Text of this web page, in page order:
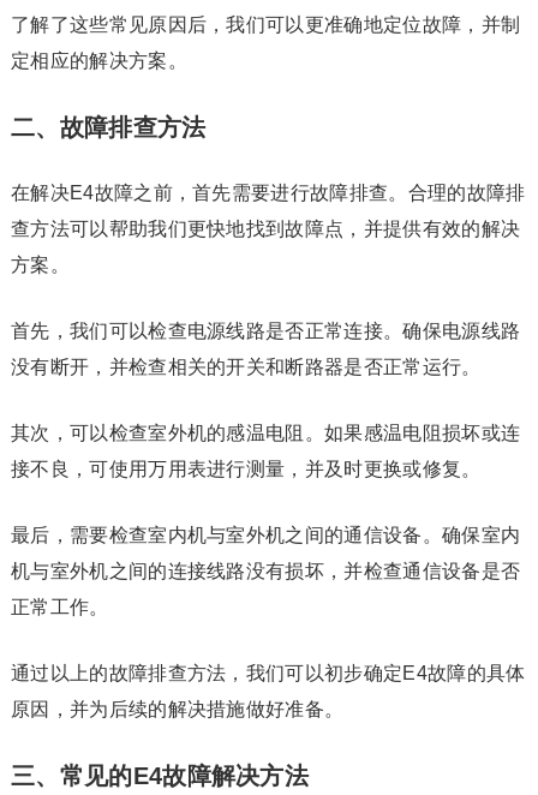
了解了这些常见原因后，我们可以更准确地定位故障，并制
定相应的解决方案。
二、故障排查方法
在解决E4故障之前，首先需要进行故障排查。合理的故障排
查方法可以帮助我们更快地找到故障点，并提供有效的解决
方案。
首先，我们可以检查电源线路是否正常连接。确保电源线路
没有断开，并检查相关的开关和断路器是否正常运行。
其次，可以检查室外机的感温电阻。如果感温电阻损坏或连
接不良，可使用万用表进行测量，并及时更换或修复。
最后，需要检查室内机与室外机之间的通信设备。确保室内
机与室外机之间的连接线路没有损坏，并检查通信设备是否
正常工作。
通过以上的故障排查方法，我们可以初步确定E4故障的具体
原因，并为后续的解决措施做好准备。
三、常见的E4故障解决方法